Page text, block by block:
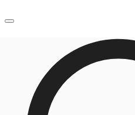
オフィス・事務所
倉庫・物流センター
お電話